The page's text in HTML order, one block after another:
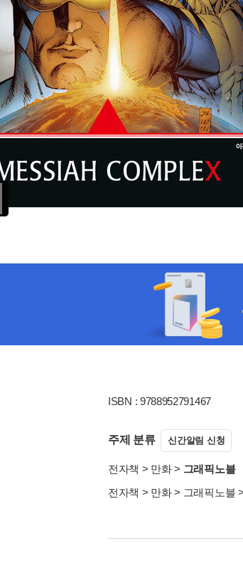
ISBN : 9788952791467
주제 분류 신간알림 신청
전자책 > 만화> 그래픽노블
전자책 > 만화> 그래픽노블 >